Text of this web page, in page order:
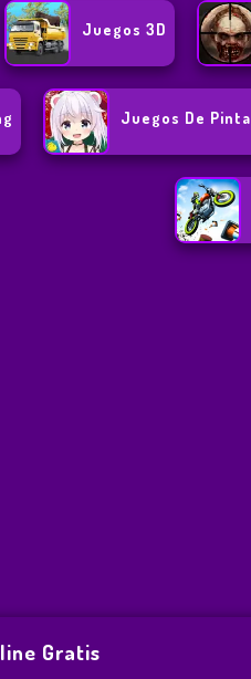
Juegos 3D
Juegos De
Gratis